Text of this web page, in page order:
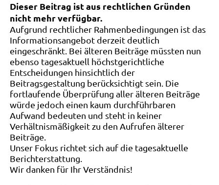
Dieser Beitrag ist aus rechtlichen Gründen
nicht mehr verfügbar.
Aufgrund rechtlicher Rahmenbedingungen ist das
Informationsangebot derzeit deutlich
eingeschränkt. Bei älteren Beiträge müssten nun
ebenso tagesaktuell höchstgerichtliche
Entscheidungen hinsichtlich der
Beitragsgestaltung berücksichtigt sein. Die
fortlaufende Überprüfung aller älteren Beiträge
würde jedoch einen kaum durchführbaren
Aufwand bedeuten und steht in keiner
Verhältnismäßigkeit zu den Aufrufen älterer
Beiträge.
Unser Fokus richtet sich auf die tagesaktuelle
Berichterstattung.
Wir danken für Ihr Verständnis!